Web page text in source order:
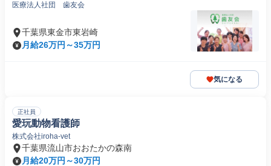
医療法人社団 歯友会
千葉県東金市東岩崎
月給26万円～35万円
気になる
正社員
愛玩動物看護師
株式会社iroha-vet
千葉県流山市おおたかの森南
月給20万円～30万円